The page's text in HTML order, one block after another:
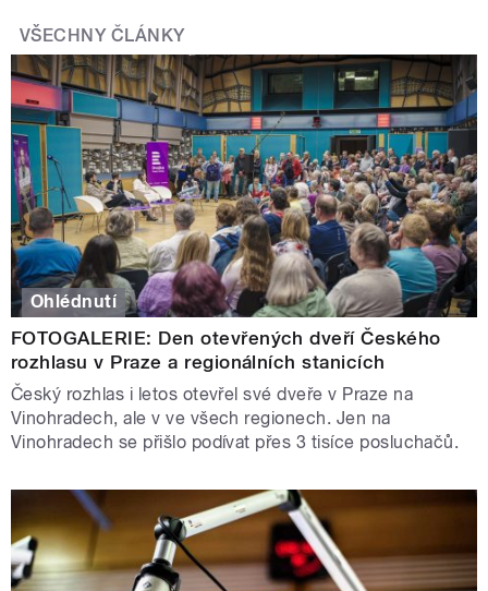
VŠECHNY ČLÁNKY
Ohlédnutí
FOTOGALERIE: Den otevřených dveří Českého
rozhlasu v Praze a regionálních stanicích
Český rozhlas i letos otevřel své dveře v Praze na
Vinohradech, ale v ve všech regionech. Jen na
Vinohradech se přišlo podívat přes 3 tisíce posluchačů.